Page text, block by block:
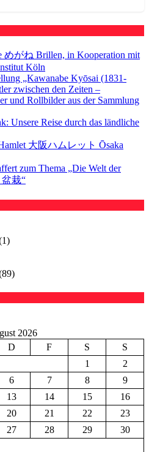
めがね Brillen, in Kooperation mit
Köln
„Kawanabe Kyōsai (1831-
zwischen den Zeiten –
und Rollbilder aus der Sammlung
Unsere Reise durch das ländliche
大阪ハムレット Ōsaka
zum Thema „Die Welt der
盆栽“
2026
D F S
S
1
2
6 7 8
9
13 14 15
16
20 21 22
23
27 28 29
30